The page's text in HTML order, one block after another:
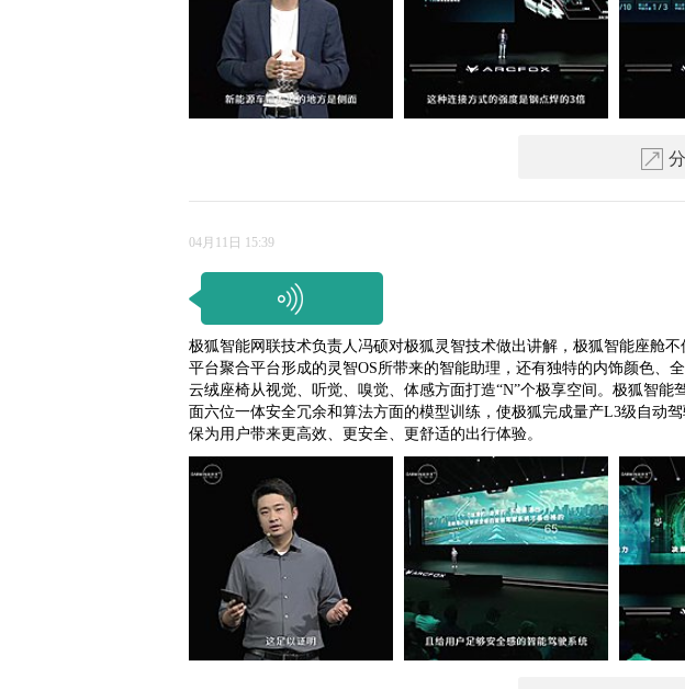
04月11日 15:39
极狐智能网联技术负责人冯硕对极狐灵智技术做出讲解，极狐智能座舱不
平台聚合平台形成的灵智OS所带来的智能助理，还有独特的内饰颜色、
云绒座椅从视觉、听觉、嗅觉、体感方面打造“N”个极享空间。极狐智能
面六位一体安全冗余和算法方面的模型训练，使极狐完成量产L3级自动
保为用户带来更高效、更安全、更舒适的出行体验。